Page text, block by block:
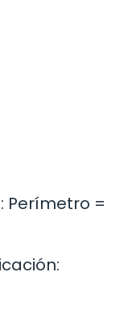
Perímetro =